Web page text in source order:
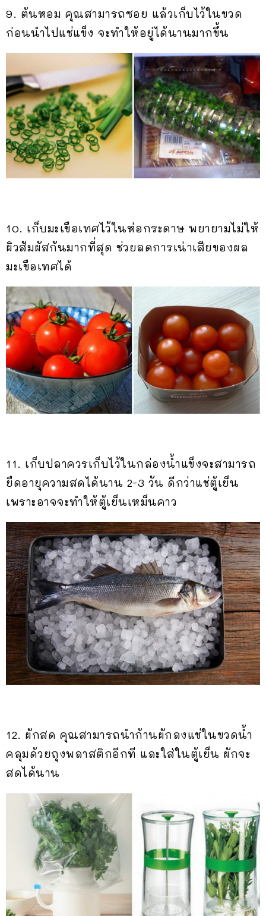
9. ต้นหอม คุณสามารถซอย แล้วเก็บไว้ในขวด
ก่อนนำไปแช่แข็ง จะทำให้อยู่ได้นานมากขึ้น
10. เก็บมะเขือเทศไว้ในห่อกระดาษ พยายามไม่ให้
ผิวสัมผัสกันมากที่สุด ช่วยลดการเน่าเสียของผล
มะเขือเทศได้
11. เก็บปลาควรเก็บไว้ในกล่องน้ำแข็งจะสามารถ
ยืดอายุความสดได้นาน 2-3 วัน ดีกว่าแช่ตู้เย็น
เพราะอาจจะทำให้ตู้เย็นเหม็นคาว
12. ผักสด คุณสามารถนำก้านผักลงแช่ในขวดน้ำ
คลุมด้วยถุงพลาสติกอีกที และใส่ในตู้เย็น ผักจะ
สดได้นาน